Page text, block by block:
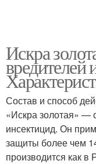
Искра
вредителей
Состав и способ
«Искра золотая» —
инсектицид. Он
защиты более чем
производится как в